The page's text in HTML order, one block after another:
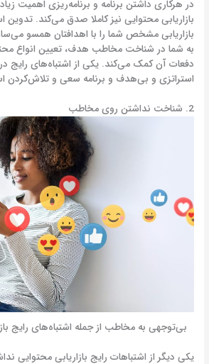
در هرکاری داشتن برنامه و برنامه‌ریزی اهمیت
بازاریابی محتوایی نیز کاملا صدق می‌کند. تدوین
بازاریابی مشخص شما را با اهدافتان همسو
به شما در شناخت مخاطب هدف، تعیین انواع
دفعات آن کمک می‌کند. یکی از اشتباه‌های رایج در
استراتزی و بی‌هدف و برنامه سعی و تلاش‌کردن
2. شناخت نداشتن روی مخاطب
بی‌توجهی به مخاطب از جمله اشتباه‌های رایج
یکی دیگر از اشتباهات رایج بازاریابی محتوایی